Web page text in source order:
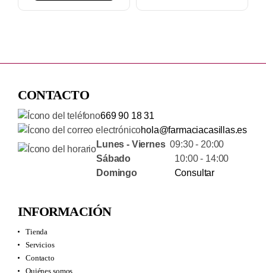
CONTACTO
669 90 18 31
hola@farmaciacasillas.es
Lunes - Viernes09:30 - 20:00
Sábado 10:00 - 14:00
Domingo
Consultar
INFORMACIÓN
Tienda
Servicios
Contacto
Quiénes somos